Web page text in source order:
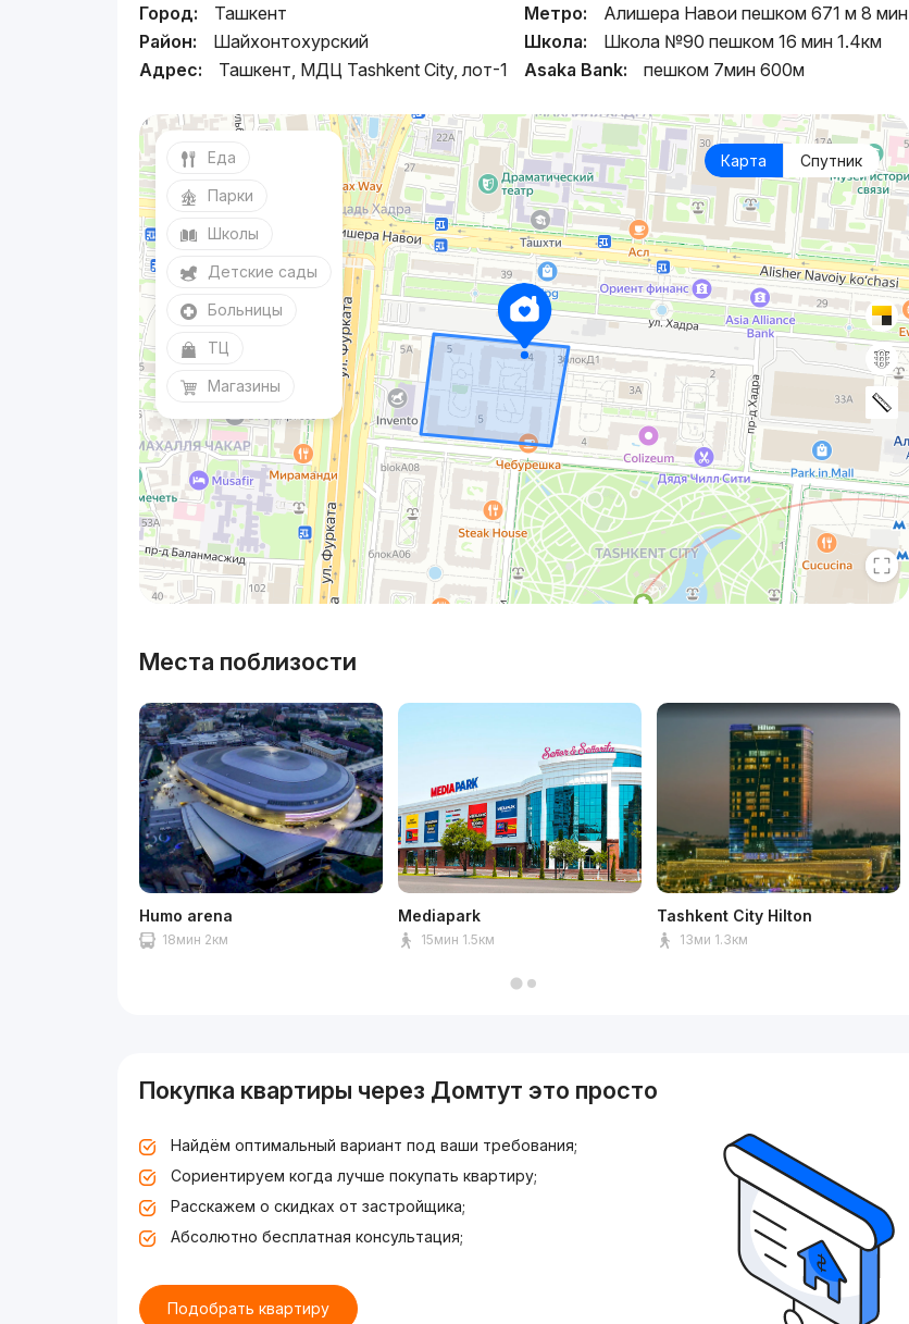
Город:
Ташкент
Район:
Шайхонтохурский
Адрес:
Ташкент, МДЦ Tashkent City, лот-1
Метро:
Алишера Навои пешком 671 м 8 мин
Школа:
Школа №90 пешком 16 мин 1.4км
Asaka Bank:
пешком 7мин 600м
Карта Спутник
Еда
Парки
Школы
Детские сады
Больницы
ТЦ
Магазины
Места поблизости
Humo arena
18мин 2км
Mediapark
15мин 1.5км
Tashkent City Hilton
13ми 1.3км
Покупка квартиры через Домтут это просто
Найдём оптимальный вариант под ваши требования;
Сориентируем когда лучше покупать квартиру;
Расскажем о скидках от застройщика;
Абсолютно бесплатная консультация;
Подобрать квартиру